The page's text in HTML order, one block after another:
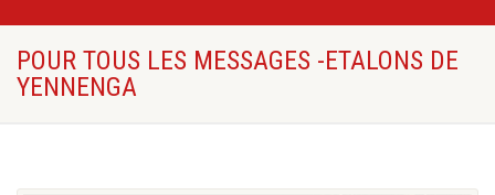
POUR TOUS LES MESSAGES -ETALONS DE
YENNENGA